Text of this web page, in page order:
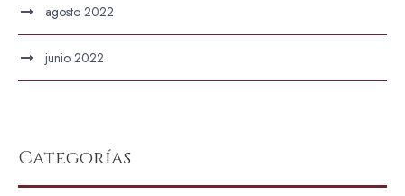
agosto 2022
junio 2022
Categorías